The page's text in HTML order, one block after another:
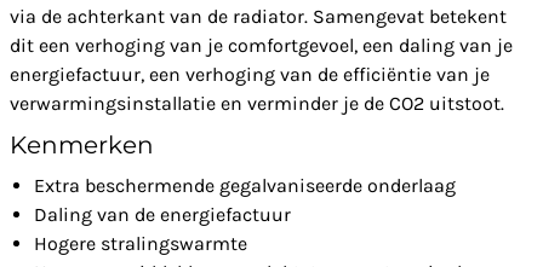
via de achterkant van de radiator. Samengevat betekent
dit een verhoging van je comfortgevoel, een daling van je
energiefactuur, een verhoging van de efficiëntie van je
verwarmingsinstallatie en verminder je de CO2 uitstoot.
Kenmerken
Extra beschermende gegalvaniseerde onderlaag
Daling van de energiefactuur
Hogere stralingswarmte